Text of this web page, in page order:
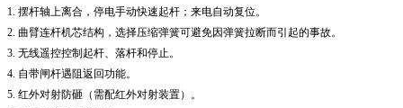
1. 摆杆轴上离合，停电手动快速起杆；来电自动复位。
2. 曲臂连杆机芯结构，选择压缩弹簧可避免因弹簧拉断而引起的事故。
3. 无线遥控控制起杆、落杆和停止。
4. 自带闸杆遇阻返回功能。
5. 红外对射防砸（需配红外对射装置）。